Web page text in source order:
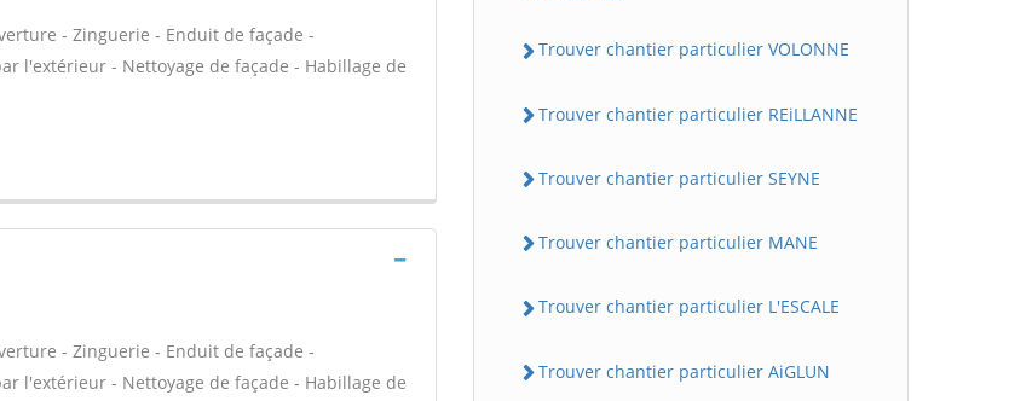
- Zinguerie - Enduit de façade -
l'extérieur - Nettoyage de façade - Habillage de
- Zinguerie - Enduit de façade -
l'extérieur - Nettoyage de façade - Habillage de
Trouver chantier particulier VOLONNE
Trouver chantier particulier REiLLANNE
Trouver chantier particulier SEYNE
Trouver chantier particulier MANE
Trouver chantier particulier L'ESCALE
Trouver chantier particulier AiGLUN